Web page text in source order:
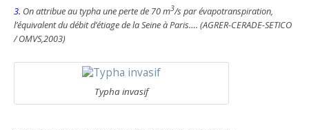
3. On attribue au typha une perte de 70 m3/s par évapotranspiration,
l’équivalent du débit d’étiage de la Seine à Paris…. (AGRER-CERADE-SETICO
/ OMVS,2003)
Typha invasif